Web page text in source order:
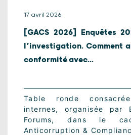
17 avril 2026
[GACS 2026] Enquêtes
l’investigation. Comment
conformité avec...
Table ronde
internes, organisée par
Forums, dans le
Anticorruption &